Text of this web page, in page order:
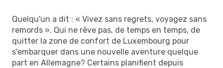
Quelqu'un a dit : « Vivez sans regrets, voyagez sans
remords ». Qui ne rêve pas, de temps en temps, de
quitter la zone de confort de Luxembourg pour
s'embarquer dans une nouvelle aventure quelque
part en Allemagne? Certains planifient depuis